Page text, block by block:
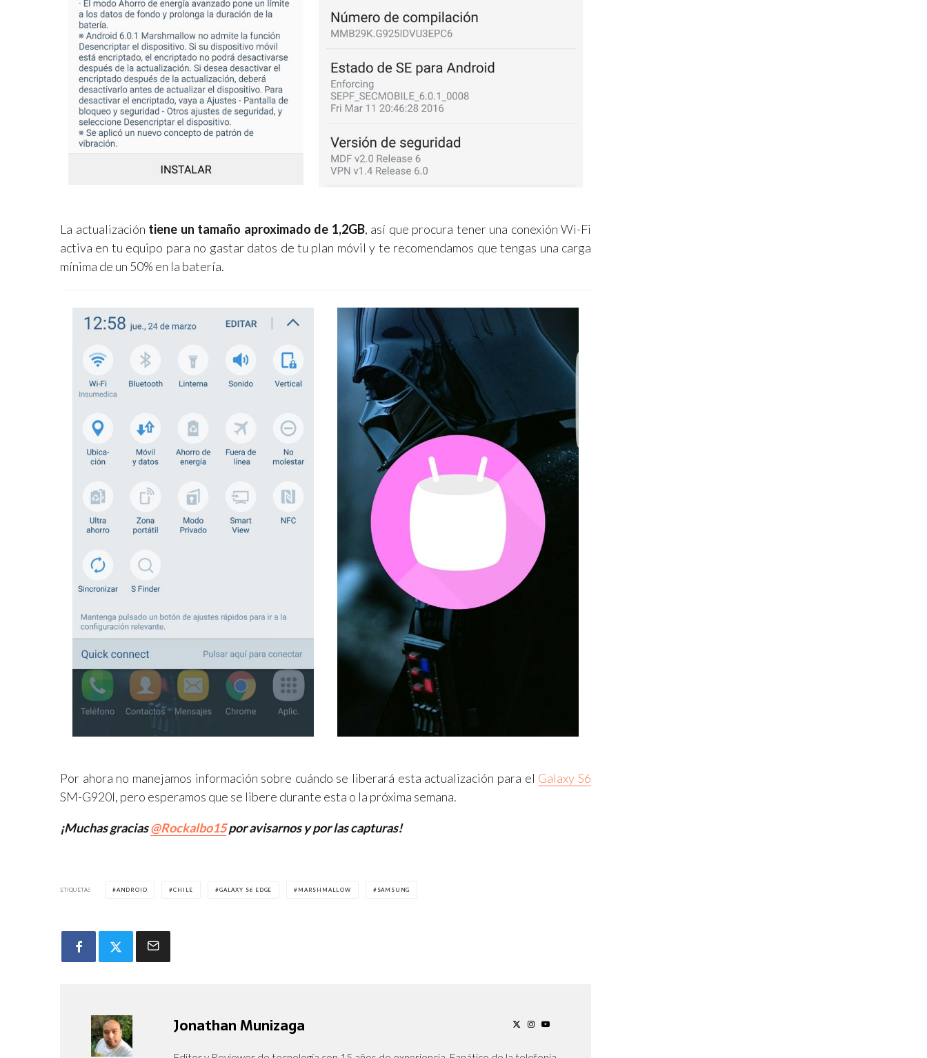
La actualización tiene un tamaño aproximado de 1,2GB, así que procura tener una conexión Wi-Fi
activa en tu equipo para no gastar datos de tu plan móvil y te recomendamos que tengas una carga
mínima de un 50% en la batería.
Por ahora no manejamos información sobre cuándo se liberará esta actualización para el Galaxy S6
SM-G920I, pero esperamos que se libere durante esta o la próxima semana.
¡Muchas gracias@Rockalbo15por avisarnos y por las capturas!
ETIQUETAS ANDROID CHILE GALAXY S6 EDGE MARSHMALLOW SAMSUNG
Jonathan Munizaga